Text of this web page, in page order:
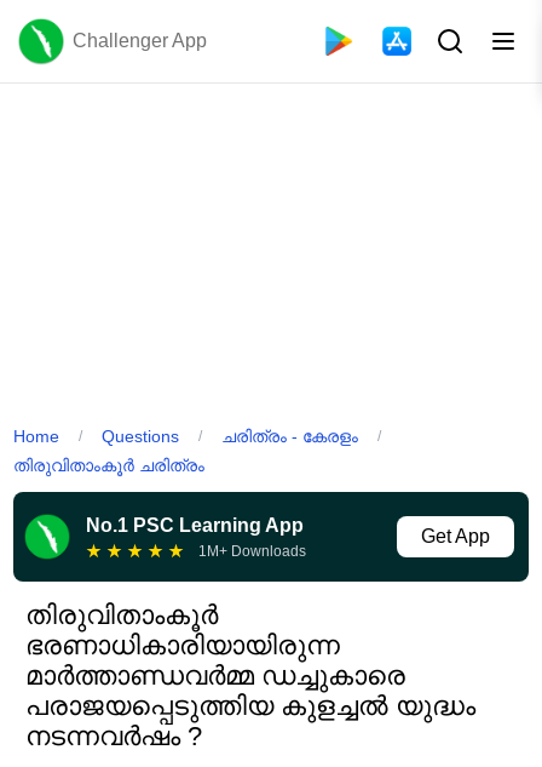
Challenger App
Home / Questions / ചരിത്രം - കേരളം /
തിരുവിതാംകൂർ ചരിത്രം
No.1 PSC Learning App
★ ★ ★ ★ ★ 1M+ Downloads
Get App
തിരുവിതാംകൂർ
ഭരണാധികാരിയായിരുന്ന
മാർത്താണ്ഡവർമ്മ ഡച്ചുകാരെ
പരാജയപ്പെടുത്തിയ കുളച്ചൽ യുദ്ധം
നടന്നവർഷം ?